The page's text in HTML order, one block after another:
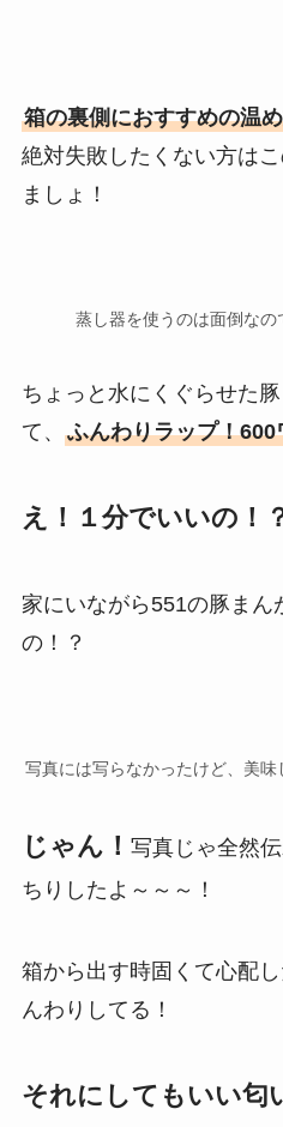
箱の裏側におすすめの温
絶対失敗したくない方は
ましょ！
蒸し器を使うのは面倒なの
ちょっと水にくぐらせた
て、 ふんわりラップ！
え！１分でいいの！
家にいながら551の豚まん
の！？
写真には写らなかったけど、美
じゃん！ 写真じゃ全然
ちりしたよ～～～！
箱から出す時固くて心配
んわりしてる！
それにしてもいい匂